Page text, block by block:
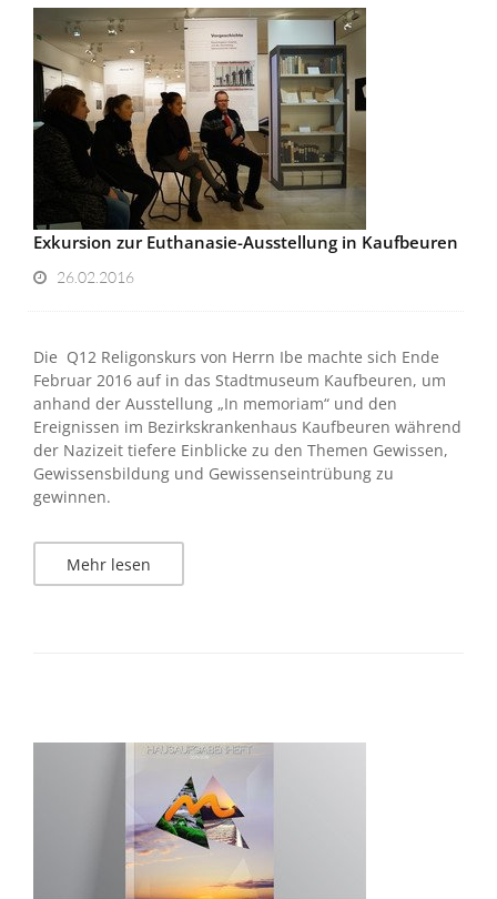
Exkursion zur Euthanasie-Ausstellung in Kaufbeuren
26.02.2016
Die Q12 Religonskurs von Herrn Ibe machte sich Ende
Februar 2016 auf in das Stadtmuseum Kaufbeuren, um
anhand der Ausstellung „In memoriam“ und den
Ereignissen im Bezirkskrankenhaus Kaufbeuren während
der Nazizeit tiefere Einblicke zu den Themen Gewissen,
Gewissensbildung und Gewissenseintrübung zu
gewinnen.
Mehr lesen